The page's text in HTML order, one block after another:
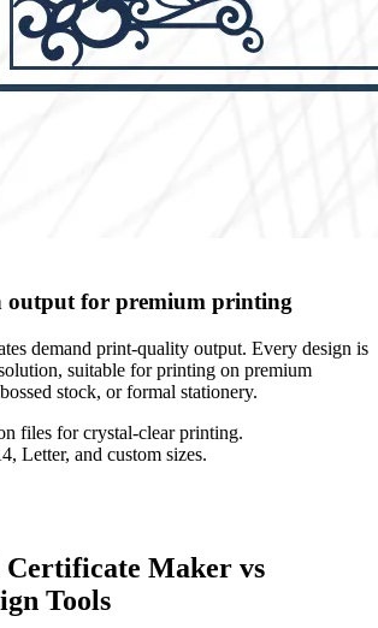
output for premium printing
demand print-quality output. Every design is
suitable for printing on premium
stock, or formal stationery.
files for crystal-clear printing.
Letter, and custom sizes.
Certificate Maker vs
Tools